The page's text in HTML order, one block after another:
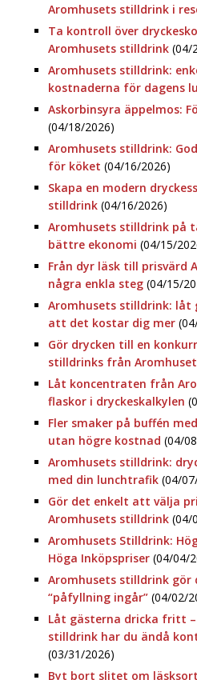
Aromhusets stilldrink i
Ta kontroll över
Aromhusets stilldrink (04/
Aromhusets stilldrink:
kostnaderna för dagens
Askorbinsyra äppelmos:
(04/18/2026)
Aromhusets stilldrink:
för köket (04/16/2026)
Skapa en modern
stilldrink (04/16/2026)
Aromhusets stilldrink på
bättre ekonomi (04/15/
Från dyr läsk till prisvärd
några enkla steg (04/15/
Aromhusets stilldrink: låt
att det kostar dig mer
Gör drycken till en
stilldrinks från Aromhuset
Låt koncentraten från
flaskor i dryckeskalkylen
Fler smaker på buffén
utan högre kostnad (04/
Aromhusets stilldrink:
med din lunchtrafik (04/
Gör det enkelt att välja
Aromhusets stilldrink (04/
Aromhusets Stilldrink:
Höga Inköpspriser (04/04/
Aromhusets stilldrink
“påfyllning ingår” (04/02/
Låt gästerna dricka fritt
stilldrink har du ändå
(03/31/2026)
Byt bort slitet om